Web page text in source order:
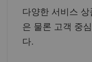
다양한 서비스
은 물론 고객 중
다.